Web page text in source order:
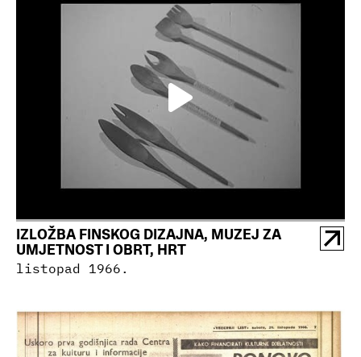
IZLOŽBA FINSKOG DIZAJNA, MUZEJ ZA
UMJETNOST I OBRT, HRT
listopad 1966.